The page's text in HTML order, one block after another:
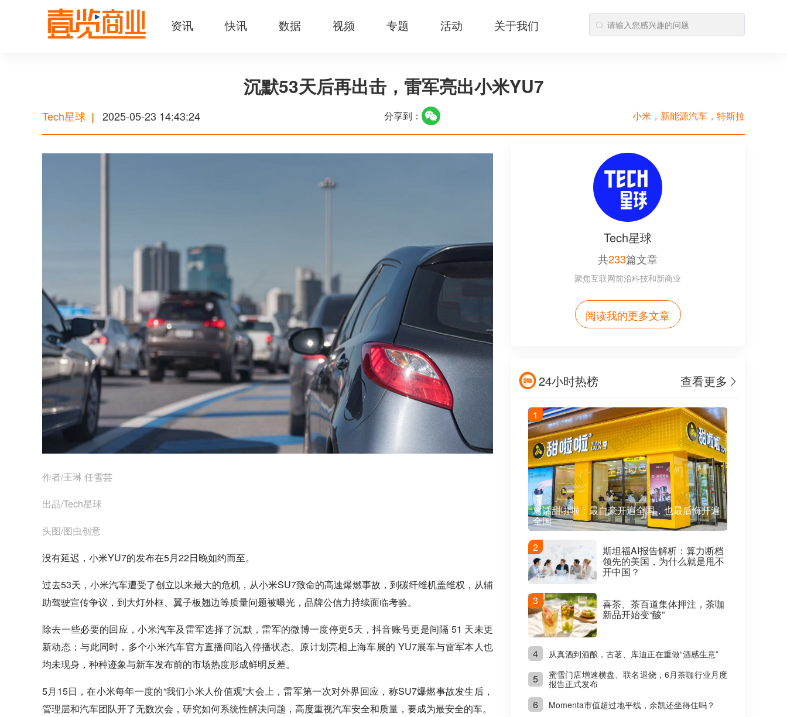
资讯 快讯 数据 视频 专题 活动 关于我们
沉默53天后再出击，雷军亮出小米YU7
Tech星球 | 2025-05-23 14:43:24 分享到： 小米，新能源汽车，特斯拉
作者/王琳 任雪芸
出品/Tech星球
头图/图虫创意
没有延迟，小米YU7的发布在5月22日晚如约而至。
过去53天，小米汽车遭受了创立以来最大的危机，从小米SU7致命的高速爆燃事故，到碳纤维机盖维权，从辅
助驾驶宣传争议，到大灯外框、翼子板翘边等质量问题被曝光，品牌公信力持续面临考验。
除去一些必要的回应，小米汽车及雷军选择了沉默，雷军的微博一度停更5天，抖音账号更是间隔 51 天未更
新动态；与此同时，多个小米汽车官方直播间陷入停播状态。原计划亮相上海车展的 YU7展车与雷军本人也
均未现身，种种迹象与新车发布前的市场热度形成鲜明反差。
5月15日，在小米每年一度的“我们小米人价值观”大会上，雷军第一次对外界回应，称SU7爆燃事故发生后，
管理层和汽车团队开了无数次会，研究如何系统性解决问题，高度重视汽车安全和质量，要成为最安全的车。
Tech星球
共233篇文章
聚焦互联网前沿科技和新商业
阅读我的更多文章
24小时热榜 查看更多
对话甜啦啦：最自豪开遍全国，也最后悔开遍
全国
1
斯坦福AI报告解析：算力断档
领先的美国，为什么就是甩不
开中国？
2
喜茶、茶百道集体押注，茶咖
新品开始变“酸”
3
4 从真酒到酒酿，古茗、库迪正在重做“酒感生意”
5
蜜雪门店增速横盘、联名退烧，6月茶咖行业月度
报告正式发布
6 Momenta市值超过地平线，余凯还坐得住吗？